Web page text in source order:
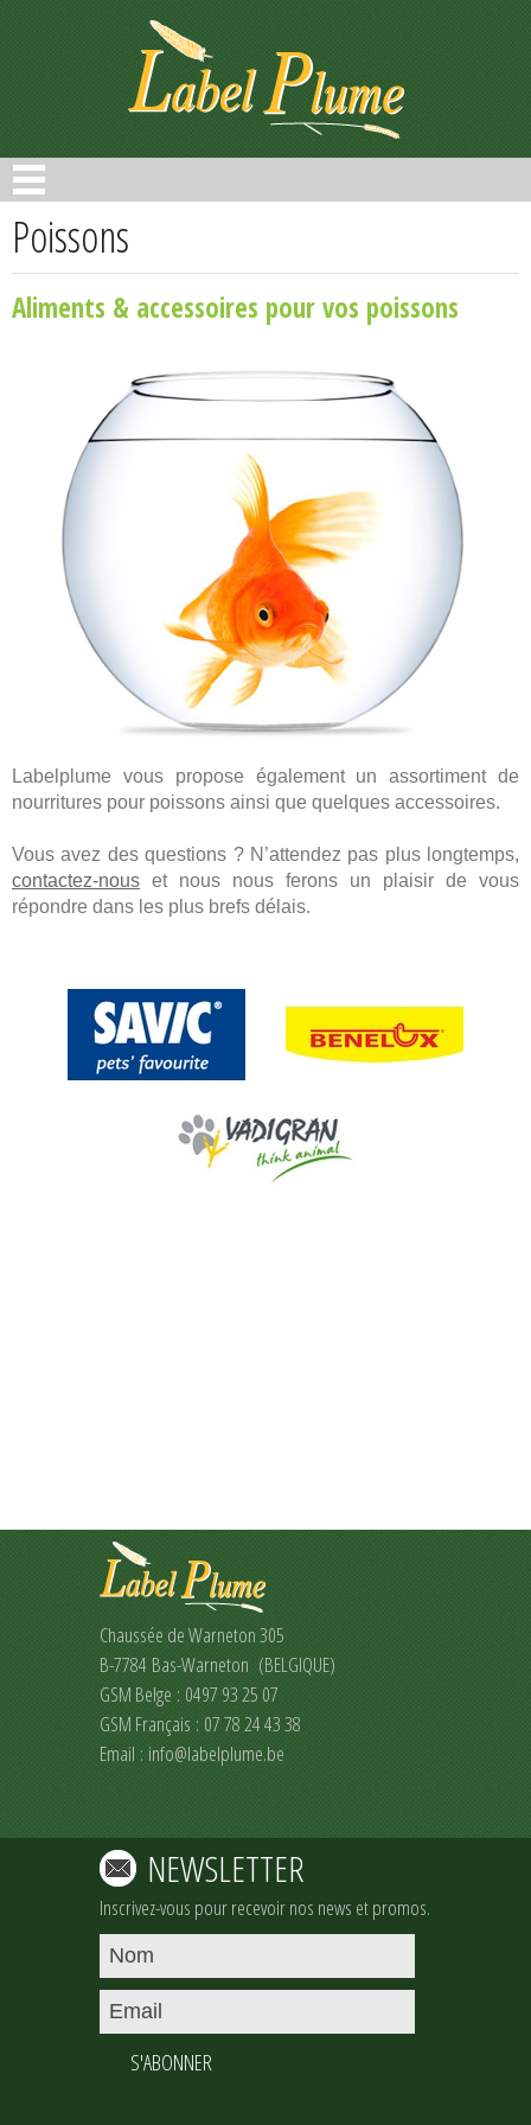
Poissons
Aliments & accessoires pour vos poissons
Labelplume vous propose également un assortiment de
nourritures pour poissons ainsi que quelques accessoires.
Vous avez des questions ? N’attendez pas plus longtemps,
contactez-nous et nous nous ferons un plaisir de vous
répondre dans les plus brefs délais.
Chaussée de Warneton 305
B-7784 Bas-Warneton (BELGIQUE)
GSM Belge : 0497 93 25 07
GSM Français : 07 78 24 43 38
Email : info@labelplume.be
NEWSLETTER
Inscrivez-vous pour recevoir nos news et promos.
S'ABONNER